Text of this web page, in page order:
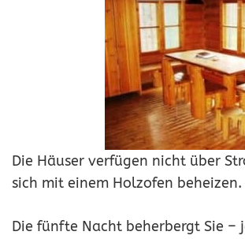
Die Häuser verfügen nicht über
sich mit einem Holzofen beheizen.
Die fünfte Nacht beherbergt Sie –